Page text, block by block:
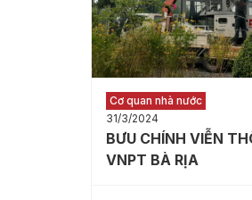
Cơ quan nhà nước
31/3/2024
BƯU CHÍNH VIỄN
VNPT BÀ RỊA